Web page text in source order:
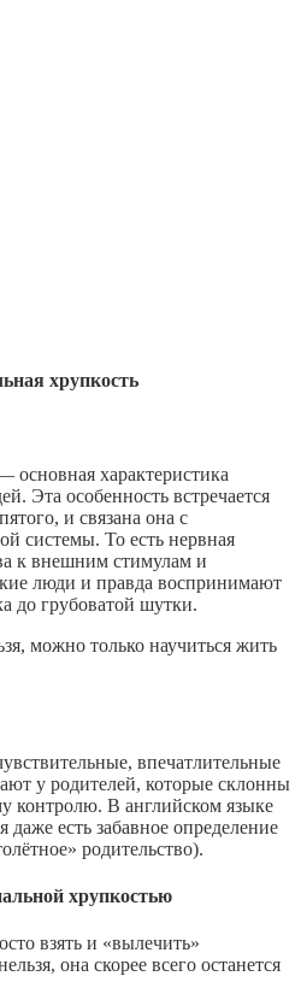
хрупкость
основная характеристика
Эта особенность встречается
и связана она с
системы. То есть нервная
к внешним стимулам и
люди и правда воспринимают
до грубоватой шутки.
можно только научиться жить
впечатлительные
у родителей, которые склонны
контролю. В английском языке
даже есть забавное определение
родительство).
хрупкостью
взять и «вылечить»
она скорее всего останется